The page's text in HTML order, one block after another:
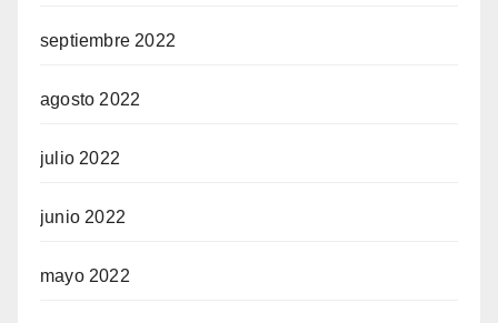
septiembre 2022
agosto 2022
julio 2022
junio 2022
mayo 2022